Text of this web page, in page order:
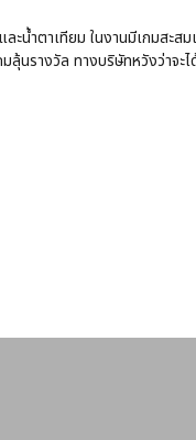
น้ำตาเทียม ในงานมีเกมสะ
ลุ้นรางวัล ทางบริษัทหวังว่า